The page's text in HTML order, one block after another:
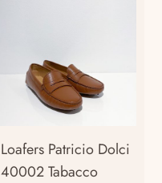
Loafers Patricio Dolci
40002 Tabacco